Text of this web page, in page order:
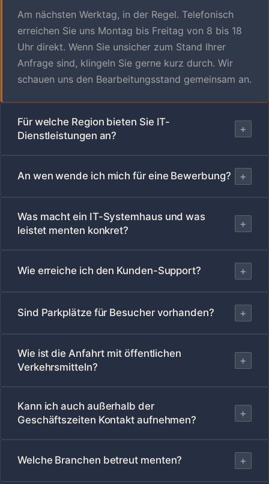
Am nächsten Werktag, in der Regel. Telefonisch
erreichen Sie uns Montag bis Freitag von 8 bis 18
Uhr direkt. Wenn Sie unsicher zum Stand Ihrer
Anfrage sind, klingeln Sie gerne kurz durch. Wir
schauen uns den Bearbeitungsstand gemeinsam an.
Für welche Region bieten Sie IT-
Dienstleistungen an?
+
An wen wende ich mich für eine Bewerbung? +
Was macht ein IT-Systemhaus und was
leistet menten konkret?
+
Wie erreiche ich den Kunden-Support? +
Sind Parkplätze für Besucher vorhanden? +
Wie ist die Anfahrt mit öffentlichen
Verkehrsmitteln?
+
Kann ich auch außerhalb der
Geschäftszeiten Kontakt aufnehmen?
+
Welche Branchen betreut menten? +